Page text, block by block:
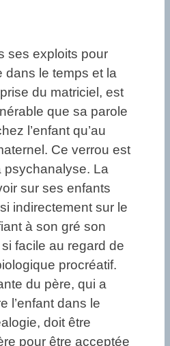
ses exploits pour
dans le temps et la
du matriciel, est
que sa parole
l’enfant qu’au
Ce verrou est
psychanalyse. La
sur ses enfants
indirectement sur le
à son gré son
facile au regard de
procréatif.
du père, qui a
l’enfant dans le
doit être
pour être acceptée